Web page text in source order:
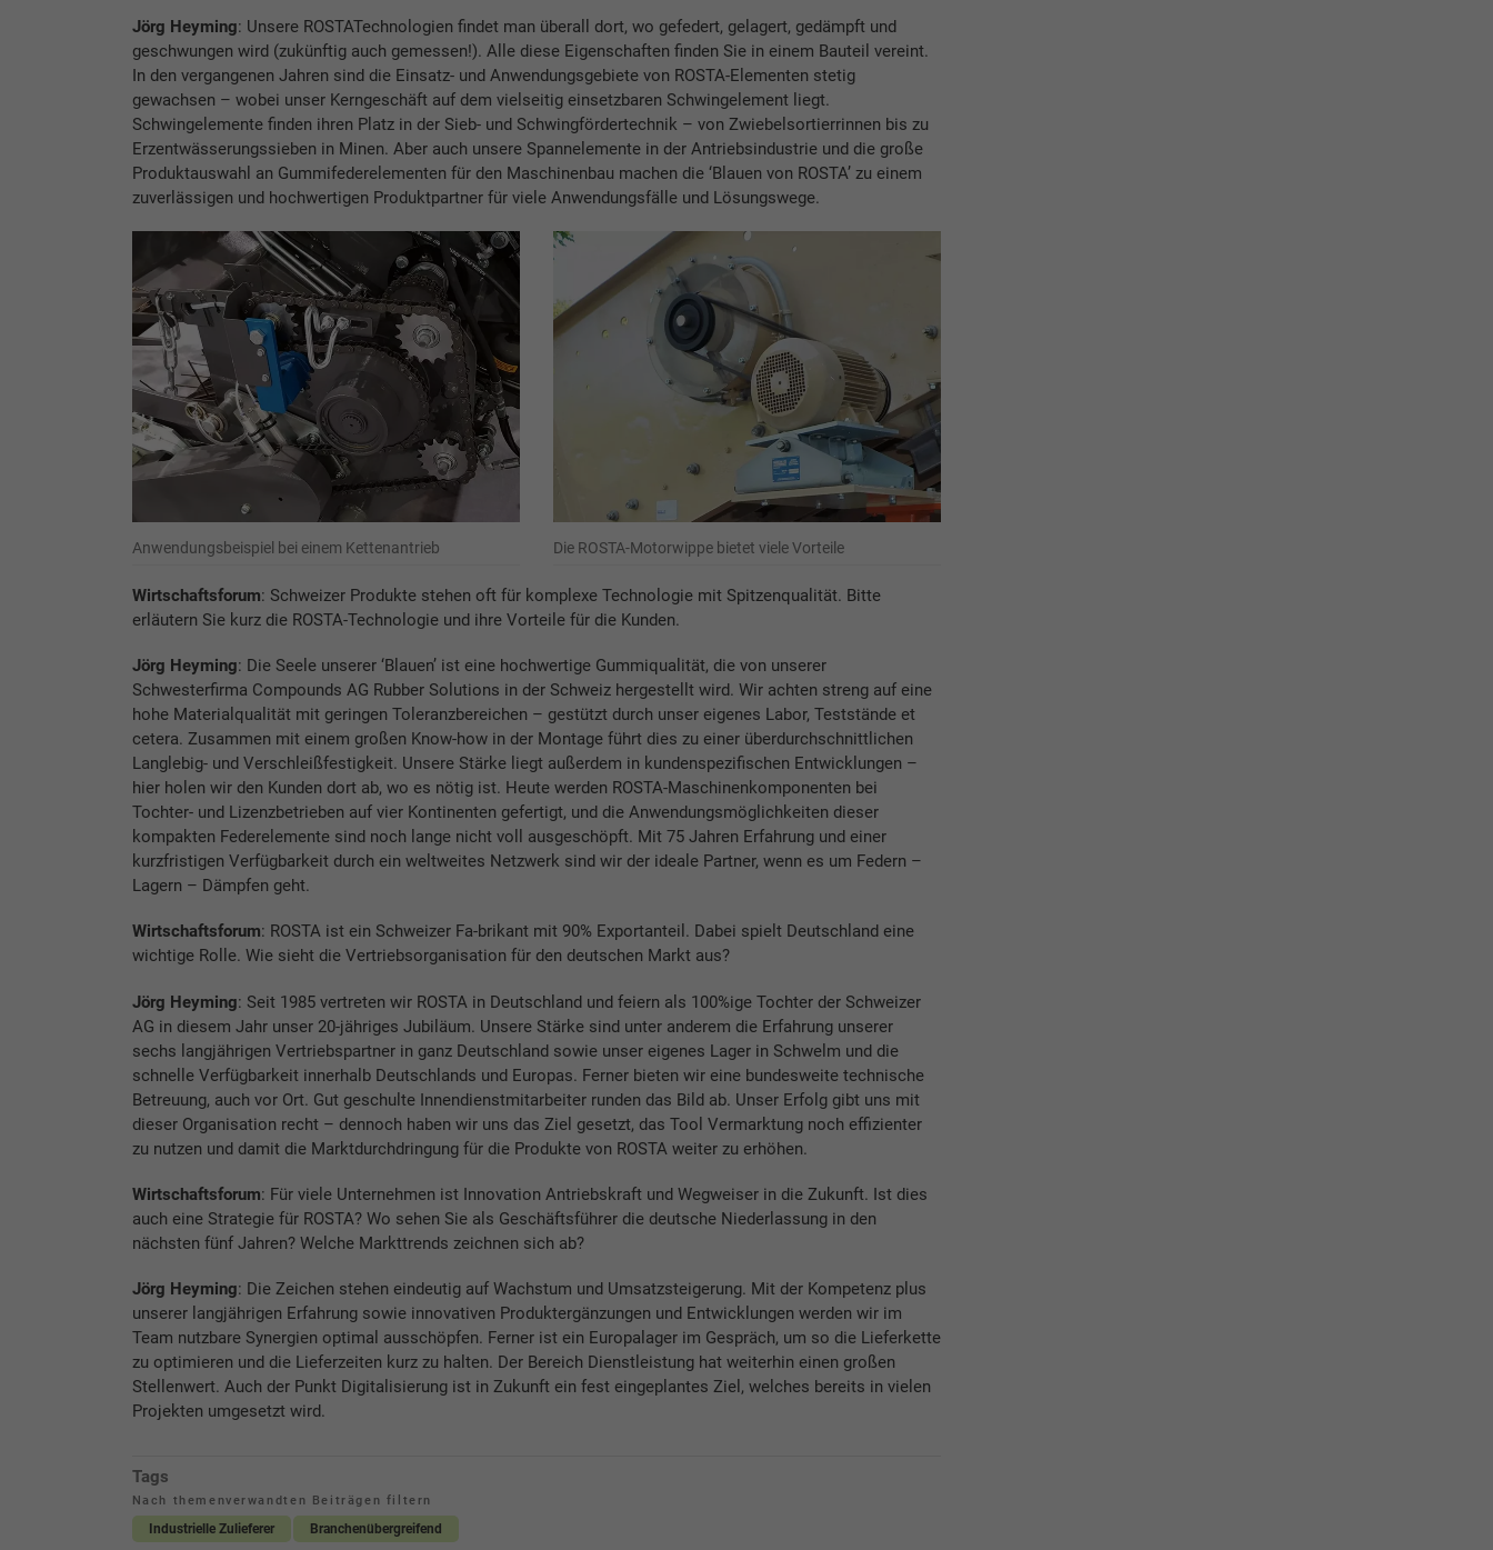
Jörg Heyming: Unsere ROSTATechnologien findet man überall dort, wo gefedert, gelagert, gedämpft und
geschwungen wird (zukünftig auch gemessen!). Alle diese Eigenschaften finden Sie in einem Bauteil vereint.
In den vergangenen Jahren sind die Einsatz- und Anwendungsgebiete von ROSTA-Elementen stetig
gewachsen – wobei unser Kerngeschäft auf dem vielseitig einsetzbaren Schwingelement liegt.
Schwingelemente finden ihren Platz in der Sieb- und Schwingfördertechnik – von Zwiebelsortierrinnen bis zu
Erzentwässerungssieben in Minen. Aber auch unsere Spannelemente in der Antriebsindustrie und die große
Produktauswahl an Gummifederelementen für den Maschinenbau machen die ‘Blauen von ROSTA’ zu einem
zuverlässigen und hochwertigen Produktpartner für viele Anwendungsfälle und Lösungswege.
Anwendungsbeispiel bei einem Kettenantrieb Die ROSTA-Motorwippe bietet viele Vorteile
Wirtschaftsforum: Schweizer Produkte stehen oft für komplexe Technologie mit Spitzenqualität. Bitte
erläutern Sie kurz die ROSTA-Technologie und ihre Vorteile für die Kunden.
Jörg Heyming: Die Seele unserer ‘Blauen’ ist eine hochwertige Gummiqualität, die von unserer
Schwesterfirma Compounds AG Rubber Solutions in der Schweiz hergestellt wird. Wir achten streng auf eine
hohe Materialqualität mit geringen Toleranzbereichen – gestützt durch unser eigenes Labor, Teststände et
cetera. Zusammen mit einem großen Know-how in der Montage führt dies zu einer überdurchschnittlichen
Langlebig- und Verschleißfestigkeit. Unsere Stärke liegt außerdem in kundenspezifischen Entwicklungen –
hier holen wir den Kunden dort ab, wo es nötig ist. Heute werden ROSTA-Maschinenkomponenten bei
Tochter- und Lizenzbetrieben auf vier Kontinenten gefertigt, und die Anwendungsmöglichkeiten dieser
kompakten Federelemente sind noch lange nicht voll ausgeschöpft. Mit 75 Jahren Erfahrung und einer
kurzfristigen Verfügbarkeit durch ein weltweites Netzwerk sind wir der ideale Partner, wenn es um Federn –
Lagern – Dämpfen geht.
Wirtschaftsforum: ROSTA ist ein Schweizer Fa-brikant mit 90% Exportanteil. Dabei spielt Deutschland eine
wichtige Rolle. Wie sieht die Vertriebsorganisation für den deutschen Markt aus?
Jörg Heyming: Seit 1985 vertreten wir ROSTA in Deutschland und feiern als 100%ige Tochter der Schweizer
AG in diesem Jahr unser 20-jähriges Jubiläum. Unsere Stärke sind unter anderem die Erfahrung unserer
sechs langjährigen Vertriebspartner in ganz Deutschland sowie unser eigenes Lager in Schwelm und die
schnelle Verfügbarkeit innerhalb Deutschlands und Europas. Ferner bieten wir eine bundesweite technische
Betreuung, auch vor Ort. Gut geschulte Innendienstmitarbeiter runden das Bild ab. Unser Erfolg gibt uns mit
dieser Organisation recht – dennoch haben wir uns das Ziel gesetzt, das Tool Vermarktung noch effizienter
zu nutzen und damit die Marktdurchdringung für die Produkte von ROSTA weiter zu erhöhen.
Wirtschaftsforum: Für viele Unternehmen ist Innovation Antriebskraft und Wegweiser in die Zukunft. Ist dies
auch eine Strategie für ROSTA? Wo sehen Sie als Geschäftsführer die deutsche Niederlassung in den
nächsten fünf Jahren? Welche Markttrends zeichnen sich ab?
Jörg Heyming: Die Zeichen stehen eindeutig auf Wachstum und Umsatzsteigerung. Mit der Kompetenz plus
unserer langjährigen Erfahrung sowie innovativen Produktergänzungen und Entwicklungen werden wir im
Team nutzbare Synergien optimal ausschöpfen. Ferner ist ein Europalager im Gespräch, um so die Lieferkette
zu optimieren und die Lieferzeiten kurz zu halten. Der Bereich Dienstleistung hat weiterhin einen großen
Stellenwert. Auch der Punkt Digitalisierung ist in Zukunft ein fest eingeplantes Ziel, welches bereits in vielen
Projekten umgesetzt wird.
Tags
Nach themenverwandten Beiträgen filtern
Industrielle Zulieferer Branchenübergreifend